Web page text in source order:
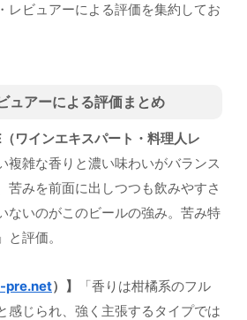
レビュアーによる評価を集約してお
ュアーによる評価まとめ
（ワインエキスパート・料理人レ
複雑な香りと濃い味わいがバランス
苦みを前面に出しつつも飲みやすさ
ないのがこのビールの強み。苦み特
評価。
pre.net）】
「香りは柑橘系のフル
感じられ、強く主張するタイプでは